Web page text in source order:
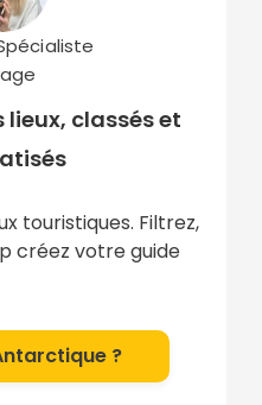
lieux, classés et
touristiques. Filtrez,
créez votre guide
?